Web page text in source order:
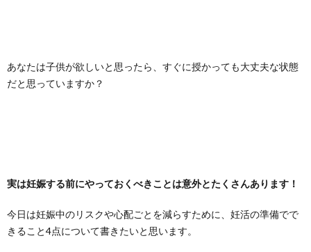
あなたは子供が欲しいと思ったら、すぐに授かっても大丈夫な状態
だと思っていますか？
実は妊娠する前にやっておくべきことは意外とたくさんあります！
今日は妊娠中のリスクや心配ごとを減らすために、妊活の準備でで
きること4点について書きたいと思います。